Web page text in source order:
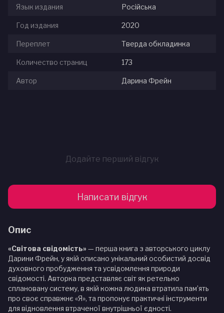
Язык издания Російська
Год издания 2020
Переплет Тверда обкладинка
Количество страниц 173
Автор Дарина Фрейн
Додайте перший відгук
Написати відгук
Опис
«Світова свідомість» — перша книга з авторського циклу
Дарини Фрейн, у якій описано унікальний особистий досвід
духовного пробудження та усвідомлення природи
свідомості. Авторка представляє світ як ретельно
сплановану систему, в якій кожна людина втратила пам’ять
про своє справжнє «Я», та пропонує практичні інструменти
для відновлення втраченої внутрішньої єдності.